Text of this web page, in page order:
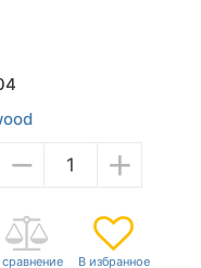
− +